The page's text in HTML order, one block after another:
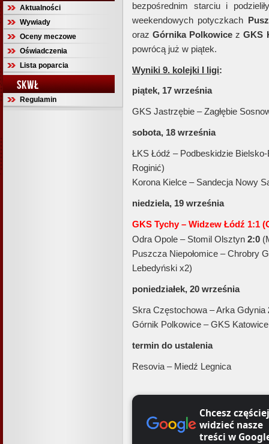
Aktualności
Wywiady
Oceny meczowe
Oświadczenia
Lista poparcia
SKWŁ
Regulamin
bezpośrednim starciu i
weekendowych potyczkach
orazGórnika PolkowicezGKS
powrócą już w piątek.
Wyniki 9. kolejki I ligi:
piątek, 17 września
GKS Jastrzębie – Zagłębie
sobota, 18 września
ŁKS Łódź – Podbeskidzie Bielsko-
Roginić)
Korona Kielce – Sandecja Nowy
niedziela, 19 września
GKS Tychy – Widzew Łódź 1:1
Odra Opole – Stomil Olsztyn 2:0
Puszcza Niepołomice – Chrobry
Lebedyński x2)
poniedziałek, 20 września
Skra Częstochowa – Arka Gdynia
Górnik Polkowice – GKS
termin do ustalenia
Resovia – Miedź Legnica
Chcesz częściej
widzieć nasze
treści w